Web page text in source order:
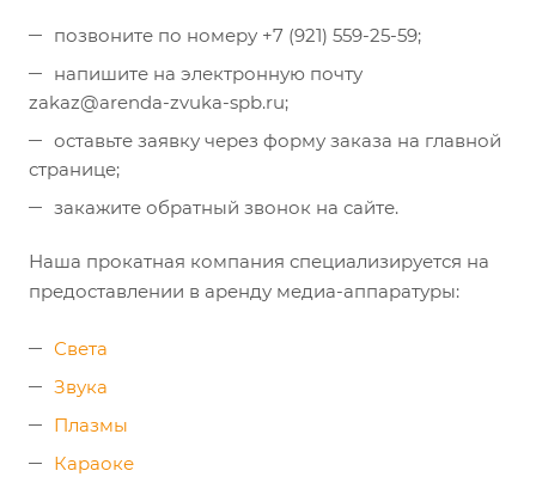
позвоните по номеру +7 (921) 559-25-59;
напишите на электронную почту
zakaz@arenda-zvuka-spb.ru;
оставьте заявку через форму заказа на главной
странице;
закажите обратный звонок на сайте.
Наша прокатная компания специализируется на
предоставлении в аренду медиа-аппаратуры:
Света
Звука
Плазмы
Караоке